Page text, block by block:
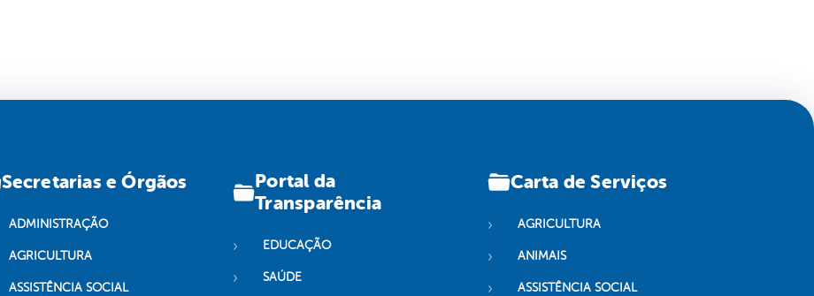
Secretarias e Órgãos
ADMINISTRAÇÃO
AGRICULTURA
ASSISTÊNCIA SOCIAL
Portal da
Transparência
EDUCAÇÃO
SAÚDE
Carta de Serviços
AGRICULTURA
ANIMAIS
ASSISTÊNCIA SOCIAL